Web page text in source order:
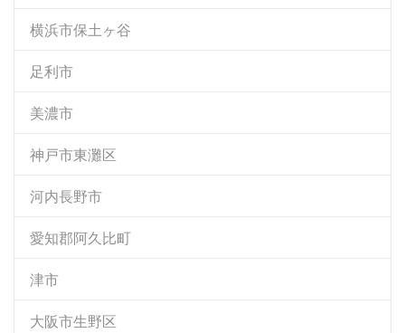
横浜市保土ヶ谷
足利市
美濃市
神戸市東灘区
河内長野市
愛知郡阿久比町
津市
大阪市生野区